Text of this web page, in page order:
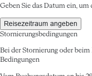
Geben Sie das Datum ein,
Reisezeitraum angeben
Stornierungsbedingungen
Bei der Stornierung oder
Bedingungen